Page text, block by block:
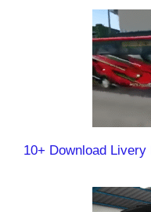
10+ Download